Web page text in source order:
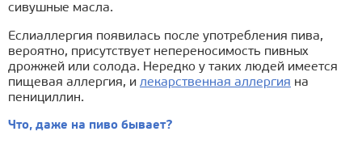
сивушные масла.
Еслиаллергия появилась после употребления пива,
вероятно, присутствует непереносимость пивных
дрожжей или солода. Нередко у таких людей имеется
пищевая аллергия, и лекарственная аллергия на
пенициллин.
Что, даже на пиво бывает?